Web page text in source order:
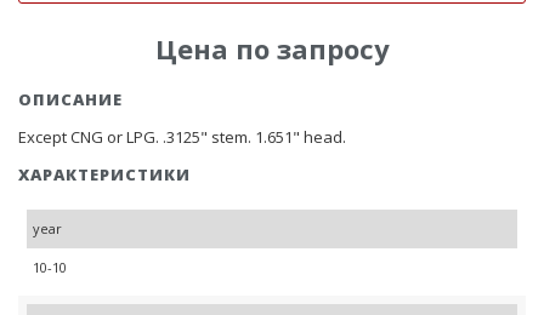
Цена по запросу
ОПИСАНИЕ
Except CNG or LPG. .3125" stem. 1.651" head.
ХАРАКТЕРИСТИКИ
year
10-10